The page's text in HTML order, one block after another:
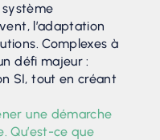
système
l’adaptation
Complexes à
défi majeur :
SI, tout en créant
une démarche
Qu’est-ce que